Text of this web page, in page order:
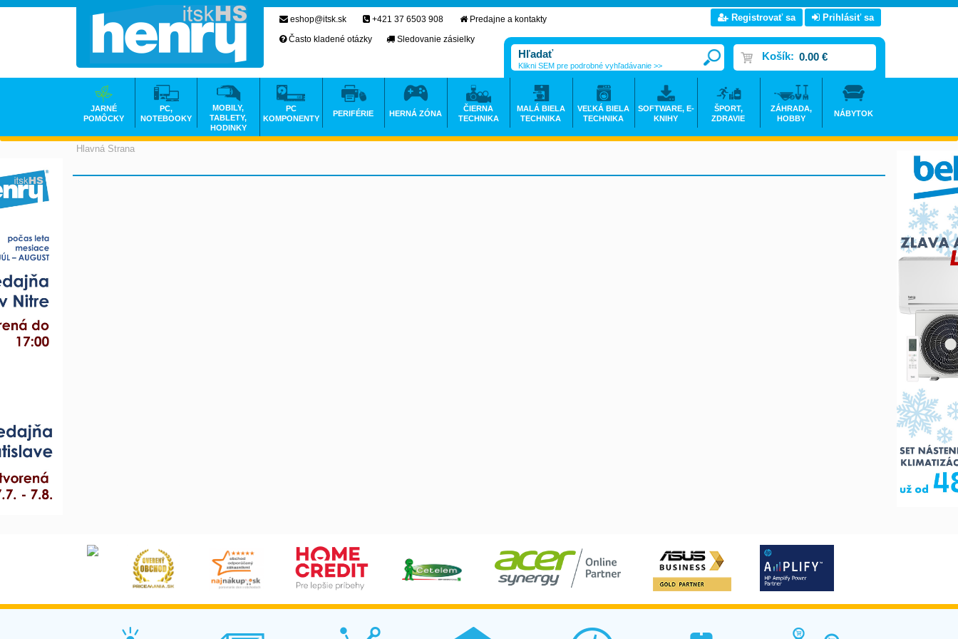
Hlavná Strana
eshop@itsk.sk +421 37 6503 908
Predajne a kontakty
Často kladené otázky
Sledovanie zásielky
Registrovať sa Prihlásiť sa
Košík: 0.00 €
Klikni SEM pre podrobné vyhľadávanie >>
JARNÉ
POMÔCKY
PC,
NOTEBOOKY
MOBILY,
TABLETY,
HODINKY
PC
KOMPONENTY
PERIFÉRIE HERNÁ ZÓNA
ČIERNA
TECHNIKA
MALÁ BIELA
TECHNIKA
VEĽKÁ BIELA
TECHNIKA
SOFTWARE, E-
KNIHY
ŠPORT,
ZDRAVIE
ZÁHRADA,
HOBBY
NÁBYTOK